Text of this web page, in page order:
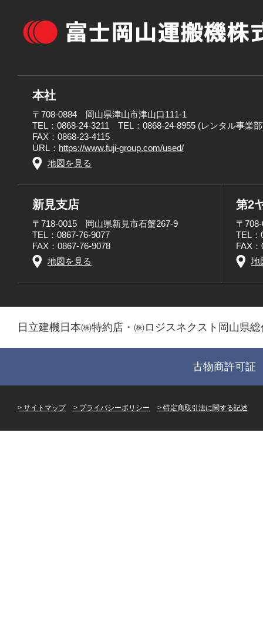
本社
〒708-0884 岡山県津山市津山口111-1
TEL：0868-24-3211 TEL：0868-24-8955 (レンタル事業
FAX：0868-23-4115
URL： https://www.fuji-group.com/used/
地図を見る
新見支店
〒718-0015 岡山県新見市石蟹267-9
TEL：0867-76-9077
FAX：0867-76-9078
地図を見る
第2
〒
TEL：
FAX
地
日立建機日本㈱特約店・㈱ロジスネクスト岡山県
古物商許可
サイトマップ プライバシーポリシー 特定商取引法に関する記述